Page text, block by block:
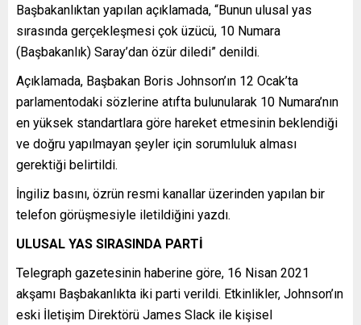
Başbakanlıktan yapılan açıklamada, “Bunun ulusal yas
sırasında gerçekleşmesi çok üzücü, 10 Numara
(Başbakanlık) Saray’dan özür diledi” denildi.
Açıklamada, Başbakan Boris Johnson’ın 12 Ocak’ta
parlamentodaki sözlerine atıfta bulunularak 10 Numara’nın
en yüksek standartlara göre hareket etmesinin beklendiği
ve doğru yapılmayan şeyler için sorumluluk alması
gerektiği belirtildi.
İngiliz basını, özrün resmi kanallar üzerinden yapılan bir
telefon görüşmesiyle iletildiğini yazdı.
ULUSAL YAS SIRASINDA PARTİ
Telegraph gazetesinin haberine göre, 16 Nisan 2021
akşamı Başbakanlıkta iki parti verildi. Etkinlikler, Johnson’ın
eski İletişim Direktörü James Slack ile kişisel